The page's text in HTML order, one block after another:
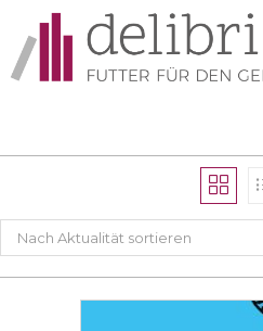
Nach Aktualität sortieren